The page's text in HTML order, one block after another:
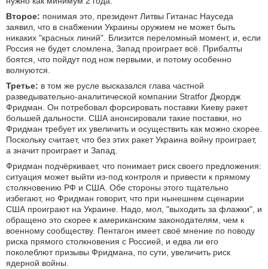
Второе: понимая это, президент Литвы Гитанас Науседа
заявил, что в снабжении Украины оружием не может быть
никаких "красных линий". Близится переломный момент, и, если
Россия не будет сломлена, Запад проиграет всё. Прибалты
боятся, что пойдут под нож первыми, и потому особенно
волнуются.
Третье: в том же русле высказался глава частной
разведывательно-аналитической компании Stratfor Джордж
Фридман. Он потребовал форсировать поставки Киеву ракет
большей дальности. США анонсировали такие поставки, но
Фридман требует их увеличить и осуществить как можно скорее.
Поскольку считает, что без этих ракет Украина войну проиграет,
а значит проиграет и Запад.
Фридман подчёркивает, что понимает риск своего предложения:
ситуация может выйти из-под контроля и привести к прямому
столкновению РФ и США. Обе стороны этого тщательно
избегают, но Фридман говорит, что при нынешнем сценарии
США проиграют на Украине. Надо, мол, "выходить за флажки", и
обращено это скорее к американским законодателям, чем к
военному сообществу. Пентагон имеет своё мнение по поводу
риска прямого столкновения с Россией, и едва ли его
поколеблют призывы Фридмана, по сути, увеличить риск
ядерной войны.